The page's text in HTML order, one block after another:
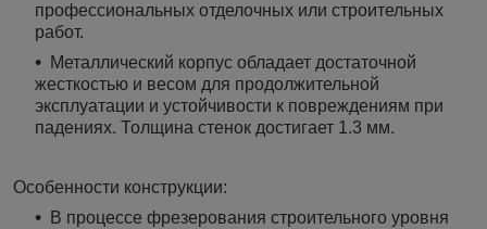
профессиональных отделочных или строительных
работ.
Металлический корпус обладает достаточной
жесткостью и весом для продолжительной
эксплуатации и устойчивости к повреждениям при
падениях. Толщина стенок достигает 1.3 мм.
Особенности конструкции:
В процессе фрезерования строительного уровня